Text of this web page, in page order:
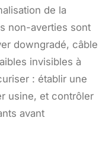
de la
non-averties sont
downgradé, câble
invisibles à
: établir une
usine, et contrôler
avant